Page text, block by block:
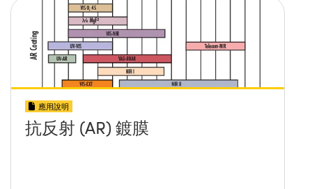
應用說明
抗反射 (AR) 鍍膜